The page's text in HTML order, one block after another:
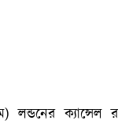
লন্ডনের ক্যান্সেল